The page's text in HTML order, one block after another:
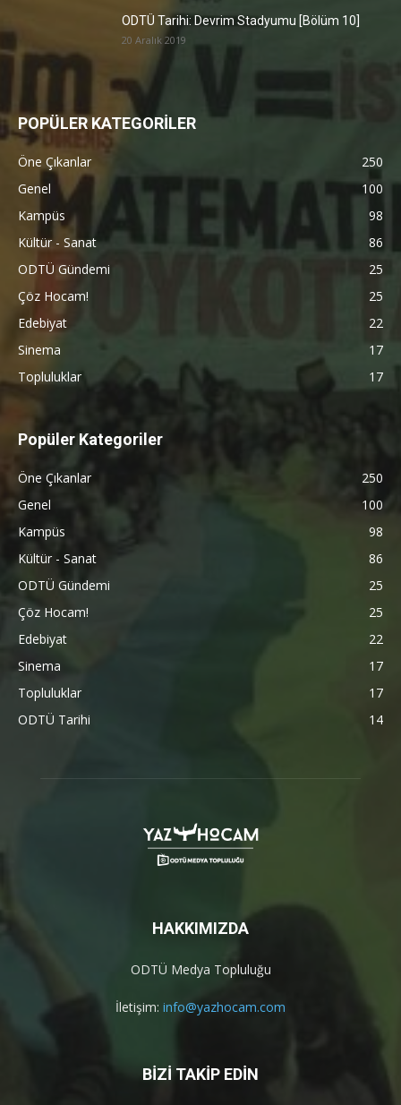
ODTÜ Tarihi: Devrim Stadyumu [Bölüm 10]
20 Aralık 2019
POPÜLER KATEGORİLER
Öne Çıkanlar
250
Genel
100
Kampüs
98
Kültür - Sanat
86
ODTÜ Gündemi
25
Çöz Hocam!
25
Edebiyat
22
Sinema
17
Topluluklar
17
Popüler Kategoriler
Öne Çıkanlar
250
Genel
100
Kampüs
98
Kültür - Sanat
86
ODTÜ Gündemi
25
Çöz Hocam!
25
Edebiyat
22
Sinema
17
Topluluklar
17
ODTÜ Tarihi
14
HAKKIMIZDA
ODTÜ Medya Topluluğu
İletişim: info@yazhocam.com
BİZİ TAKİP EDİN